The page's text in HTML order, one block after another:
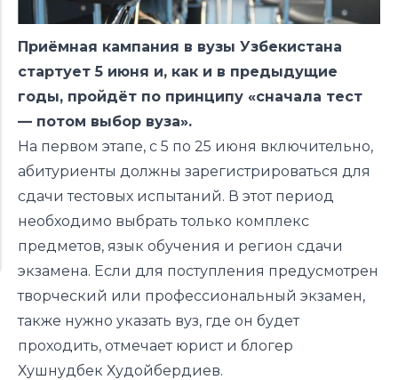
Приёмная кампания в вузы Узбекистана
стартует 5 июня и, как и в предыдущие
годы, пройдёт по принципу «сначала тест
— потом выбор вуза».
На первом этапе, с 5 по 25 июня включительно,
абитуриенты должны зарегистрироваться для
сдачи тестовых испытаний. В этот период
необходимо выбрать только комплекс
предметов, язык обучения и регион сдачи
экзамена. Если для поступления предусмотрен
творческий или профессиональный экзамен,
также нужно указать вуз, где он будет
проходить, отмечает юрист и блогер
Хушнудбек Худойбердиев.